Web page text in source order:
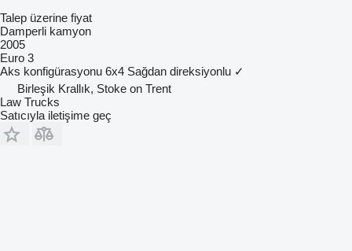
Talep üzerine fiyat
Damperli kamyon
2005
Euro 3
Aks konfigürasyonu 6x4 Sağdan direksiyonlu ✓
Birleşik Krallık, Stoke on Trent
Law Trucks
Satıcıyla iletişime geç